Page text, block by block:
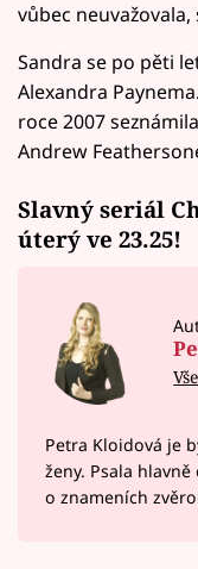
vůbec
Sandra se po pěti
Alexandra
roce 2007
Andrew
Slavný seriál
úterý ve 23.25!
Petra Kloidová je
ženy. Psala
o znameních